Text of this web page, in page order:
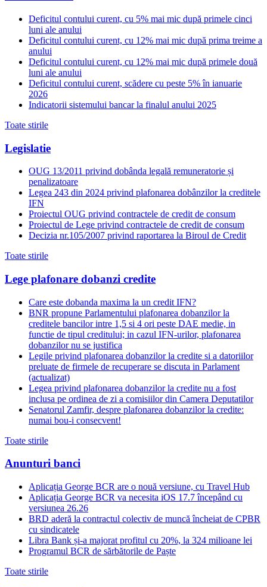
Deficitul contului curent, cu 5% mai mic după primele cinci
luni ale anului
Deficitul contului curent, cu 12% mai mic după prima treime a
anului
Deficitul contului curent, cu 12% mai mic după primele două
luni ale anului
Deficitul contului curent, scădere cu peste 5% în ianuarie
2026
Indicatorii sistemului bancar la finalul anului 2025
Toate stirile
Legislatie
OUG 13/2011 privind dobânda legală remuneratorie și
penalizatoare
Legea 243 din 2024 privind plafonarea dobânzilor la creditele
IFN
Proiectul OUG privind contractele de credit de consum
Proiectul de Lege privind contractele de credit de consum
Decizia nr.105/2007 privind raportarea la Biroul de Credit
Toate stirile
Lege plafonare dobanzi credite
Care este dobanda maxima la un credit IFN?
BNR propune Parlamentului plafonarea dobanzilor la
creditele bancilor intre 1,5 si 4 ori peste DAE medie, in
functie de tipul creditului; in cazul IFN-urilor, plafonarea
dobanzilor nu se justifica
Legile privind plafonarea dobanzilor la credite si a datoriilor
preluate de firmele de recuperare se discuta in Parlament
(actualizat)
Legea privind plafonarea dobanzilor la credite nu a fost
inclusa pe ordinea de zi a comisiilor din Camera Deputatilor
Senatorul Zamfir, despre plafonarea dobanzilor la credite:
numai bou-i consecvent!
Toate stirile
Anunturi banci
Aplicația George BCR are o nouă versiune, cu Travel Hub
Aplicația George BCR va necesita iOS 17.7 începând cu
versiunea 26.26
BRD aderă la contractul colectiv de muncă încheiat de CPBR
cu sindicatele
Libra Bank și-a majorat profitul cu 20%, la 324 milioane lei
Programul BCR de sărbătorile de Paște
Toate stirile